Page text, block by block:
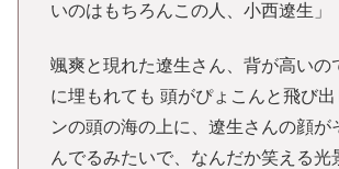
いのはもちろんこの人、小西遼生」
颯爽と現れた遼生さん、背が高いの
に埋もれても 頭がぴょこんと飛び
ンの頭の海の上に、遼生さんの顔が
んでるみたいで、なんだか笑える光